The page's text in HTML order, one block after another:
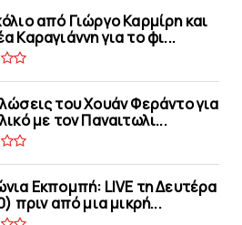
από Γιώργο Καρμίρη και
Καραγιάννη για το φι...
του Χουάν Φεράντο για
με τoν Παναιτωλι...
Εκπομπή: LIVE τη Δευτέρα
πριν από μια μικρή...